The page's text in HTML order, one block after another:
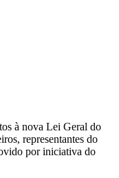
à nova Lei Geral do
representantes do
por iniciativa do